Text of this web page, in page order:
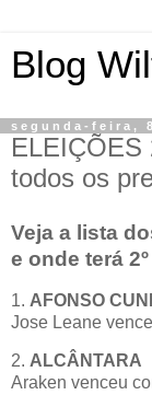
Blog
segunda-feira,
ELEIÇÕES
todos os
Veja a lista
e onde terá
1. AFONSO
Jose Leane
2. ALCÂNTARA
Araken venceu